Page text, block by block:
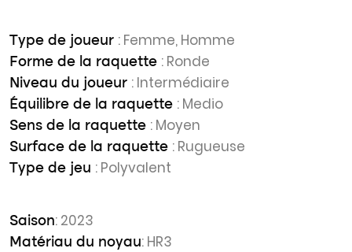
Type de joueur : Femme, Homme
Forme de la raquette : Ronde
Niveau du joueur : Intermédiaire
Équilibre de la raquette : Medio
Sens de la raquette : Moyen
Surface de la raquette : Rugueuse
Type de jeu : Polyvalent
Saison: 2023
Matériau du noyau: HR3